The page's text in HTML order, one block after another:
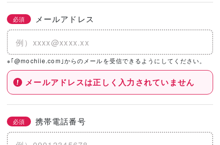
必須 メールアドレス
※｢@mochiie.com｣からのメールを受信できるようにしてください。
メールアドレスは正しく入力されていません
必須 携帯電話番号